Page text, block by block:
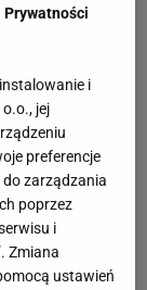
i
jej
preferencje
zarządzania
poprzez
i
Zmiana
ustawień